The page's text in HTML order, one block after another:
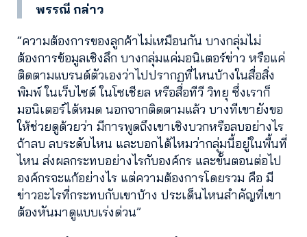
พรรณี กล่าว
“ความต้องการของลูกค้าไม่เหมือนกัน บางกลุ่มไม่
ต้องการข้อมูลเชิงลึก บางกลุ่มแค่มอนิเตอร์ข่าว หรือแค่
ติดตามแบรนด์ตัวเองว่าไปปรากฏที่ไหนบ้างในสื่อสิ่ง
พิมพ์ ในเว็บไซต์ ในโซเชียล หรือสื่อทีวี วิทยุ ซึ่งเราก็
มอนิเตอร์ได้หมด นอกจากติดตามแล้ว บางทีเขายังขอ
ให้ช่วยดูด้วยว่า มีการพูดถึงเขาเชิงบวกหรือลบอย่างไร
ถ้าลบ ลบระดับไหน และบอกได้ไหมว่ากลุ่มนี้อยู่ในพื้นที่
ไหน ส่งผลกระทบอย่างไรกับองค์กร และขั้นตอนต่อไป
องค์กรจะแก้อย่างไร แต่ความต้องการโดยรวม คือ มี
ข่าวอะไรที่กระทบกับเขาบ้าง ประเด็นไหนสำคัญที่เขา
ต้องหันมาดูแบบเร่งด่วน”